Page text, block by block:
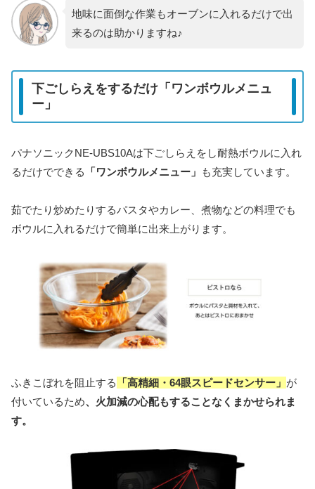
地味に面倒な作業もオーブンに入れるだけで出
来るのは助かりますね♪
下ごしらえをするだけ「ワンボウルメニュ
ー」
パナソニックNE-UBS10Aは下ごしらえをし耐熱ボウルに入れ
るだけでできる
「ワンボウルメニュー」 も充実しています。
茹でたり炒めたりするパスタやカレー、煮物などの料理でも
ボウルに入れるだけで簡単に出来上がります。
ふきこぼれを阻止する 「高精細・64眼スピードセンサー」 が
付いているため、火加減の心配もすることなくまかせられま
す。